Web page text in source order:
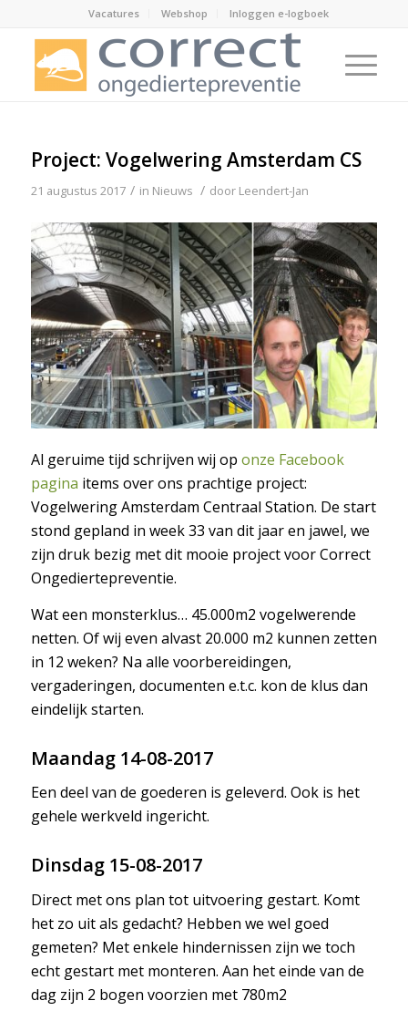
Vacatures Webshop Inloggen e-logboek
Project: Vogelwering Amsterdam CS
21 augustus 2017 / in Nieuws / door Leendert-Jan
Al geruime tijd schrijven wij op onze Facebook
pagina items over ons prachtige project:
Vogelwering Amsterdam Centraal Station. De start
stond gepland in week 33 van dit jaar en jawel, we
zijn druk bezig met dit mooie project voor Correct
Ongediertepreventie.
Wat een monsterklus… 45.000m2 vogelwerende
netten. Of wij even alvast 20.000 m2 kunnen zetten
in 12 weken? Na alle voorbereidingen,
vergaderingen, documenten e.t.c. kon de klus dan
eindelijk starten.
Maandag 14-08-2017
Een deel van de goederen is geleverd. Ook is het
gehele werkveld ingericht.
Dinsdag 15-08-2017
Direct met ons plan tot uitvoering gestart. Komt
het zo uit als gedacht? Hebben we wel goed
gemeten? Met enkele hindernissen zijn we toch
echt gestart met monteren. Aan het einde van de
dag zijn 2 bogen voorzien met 780m2